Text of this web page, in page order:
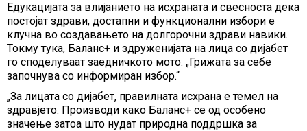
Едукацијата за влијанието на исхраната и свесноста дека
постојат здрави, достапни и функционални избори е
клучна во создавањето на долгорочни здрави навики.
Токму тука, Баланс+ и здруженијата на лица со дијабет
го споделуваат заедничкото мото: „Грижата за себе
започнува со информиран избор.“
„За лицата со дијабет, правилната исхрана е темел на
здравјето. Производи како Баланс+ се од особено
значење затоа што нудат природна поддршка за